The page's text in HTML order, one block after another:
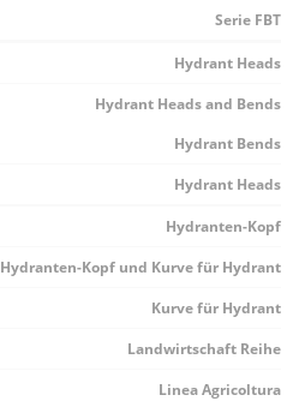
Serie FBT
Hydrant Heads
Hydrant Heads and Bends
Hydrant Bends
Hydrant Heads
Hydranten-Kopf
Hydranten-Kopf und Kurve für Hydrant
Kurve für Hydrant
Landwirtschaft Reihe
Linea Agricoltura